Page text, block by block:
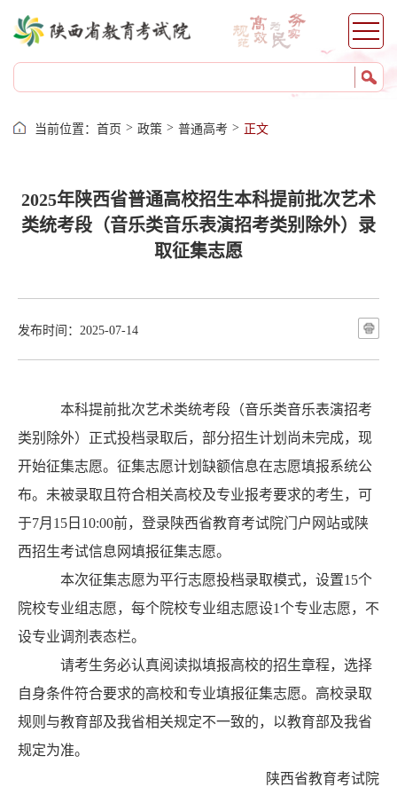
杨凌
服务
网上报名
证件打印
录取查询
成绩证明
当前位置： 首页 > 政策 > 普通高考 > 正文
2025年陕西省普通高校招生本科提前批次艺术
类统考段（音乐类音乐表演招考类别除外）录
取征集志愿
发布时间：2025-07-14
本科提前批次艺术类统考段（音乐类音乐表演招考
类别除外）正式投档录取后，部分招生计划尚未完成，现
开始征集志愿。征集志愿计划缺额信息在志愿填报系统公
布。未被录取且符合相关高校及专业报考要求的考生，可
于7月 15 日 10:00前，登录陕西省教育考试院门户网站或陕
西招生考试信息网填报征集志愿。
本次征集志愿为平行志愿投档录取模式，设置15个
院校专业组 志愿，每个院校专业组志愿设1个专业志愿，不
设专业调剂表态栏。
请考生务必认真阅读拟填报高校的招生章程，选择
自身条件符合要求的高校和专业填报征集志愿。高校录取
规则与教育部及我省相关规定不一致的，以教育部及我省
规定为准。
陕西省教育考试院